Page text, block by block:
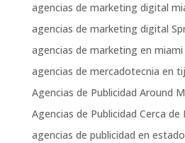
agencias de marketing digital
agencias de marketing digital
agencias de marketing en miami
agencias de mercadotecnia en
Agencias de Publicidad Around
Agencias de Publicidad Cerca de
agencias de publicidad en